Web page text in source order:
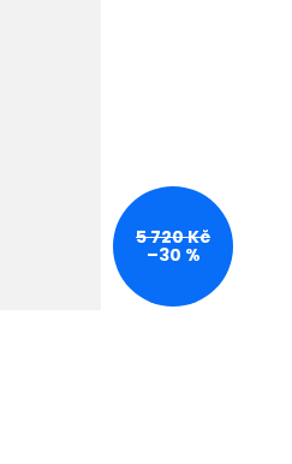
5 720 Kč
–30 %